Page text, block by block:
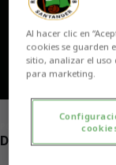
DELANTERO
Al hacer clic en
cookies se guarden
sitio, analizar el
para marketing.